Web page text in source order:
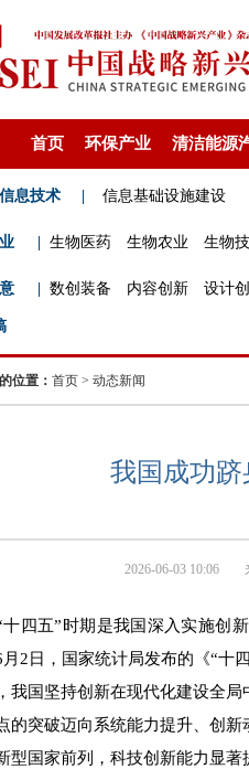
首页 环保产业 清洁能源
息技术 信息基础设施建设
生物医药 生物农业 生物
数创装备 内容创新 设计
位置： 首页 > 动态新闻
我国成功跻
2026-06-03 10:06
十四五”时期是我国深入实施创
2日，国家统计局发布的《“十
我国坚持创新在现代化建设全
的突破迈向系统能力提升、创
型国家前列，科技创新能力显